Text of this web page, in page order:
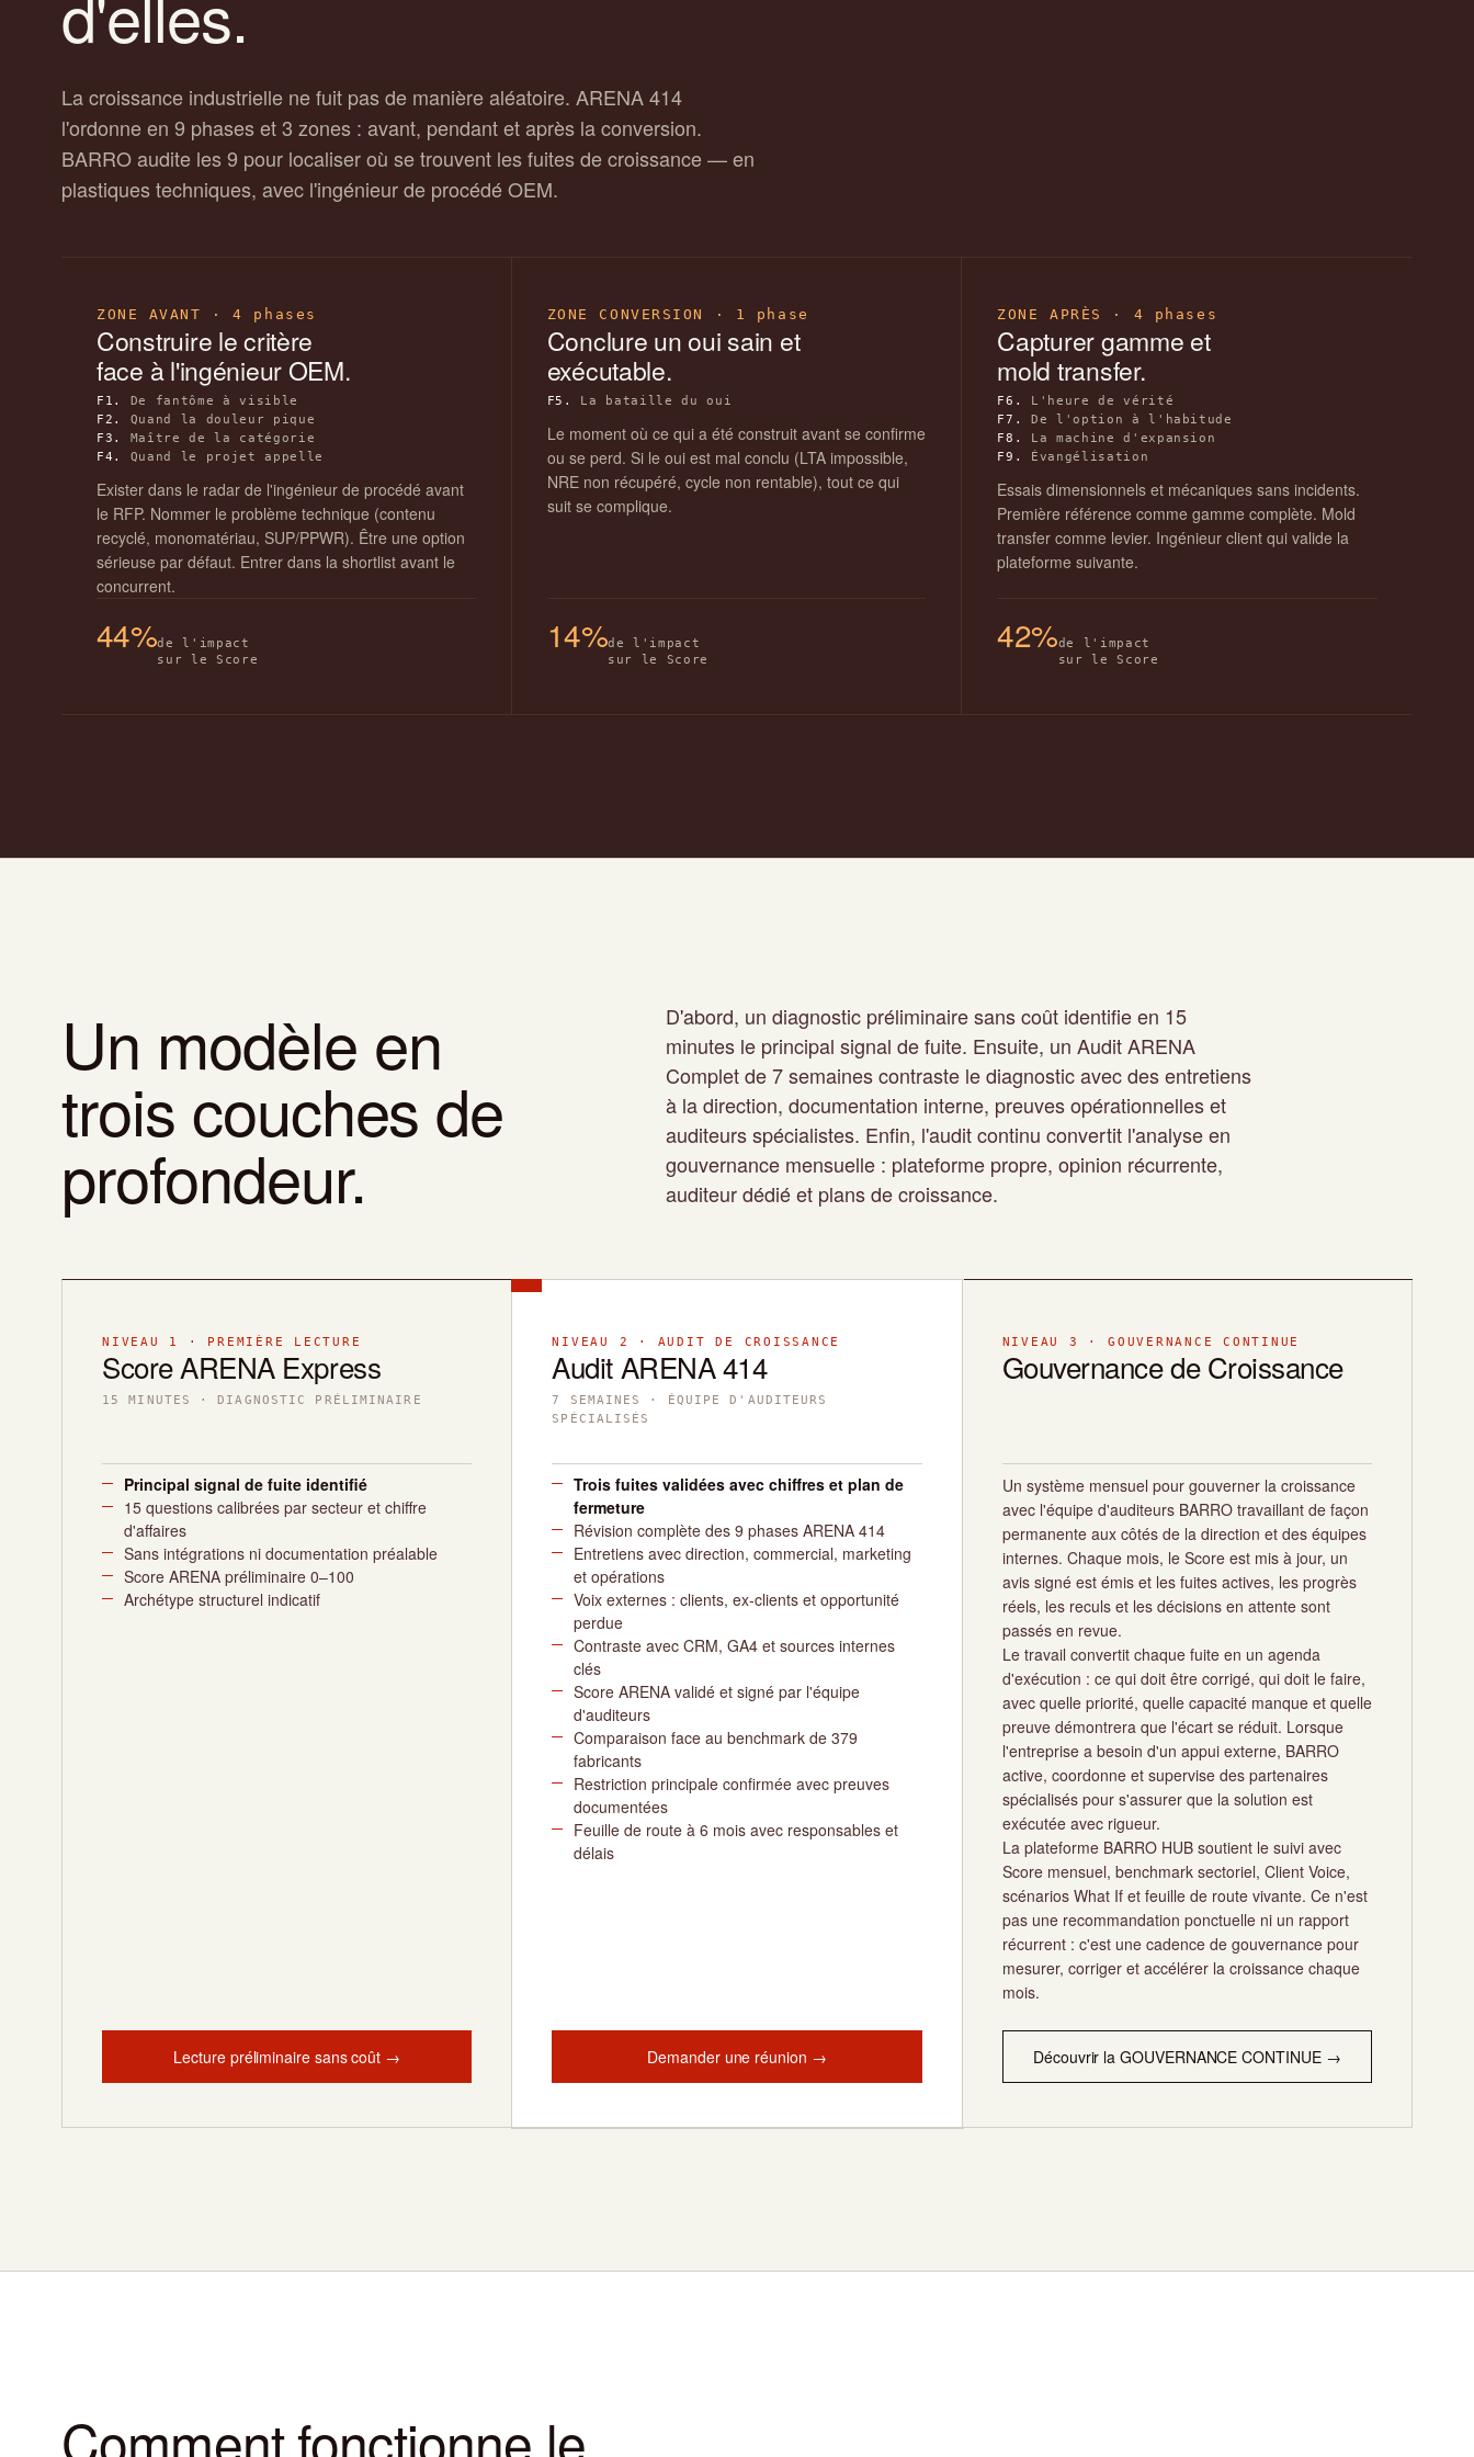
La croissance industrielle ne fuit pas de manière aléatoire. ARENA 414
l'ordonne en 9 phases et 3 zones : avant, pendant et après la conversion.
BARRO audite les 9 pour localiser où se trouvent les fuites de croissance — en
plastiques techniques, avec l'ingénieur de procédé OEM.
ZONE AVANT · 4 phases
Construire le critère
face à l'ingénieur OEM.
F1.
De fantôme à visible
F2.
Quand la douleur pique
F3.
Maître de la catégorie
F4.
Quand le projet appelle
Exister dans le radar de l'ingénieur de procédé avant
le RFP. Nommer le problème technique (contenu
recyclé, monomatériau, SUP/PPWR). Être une option
sérieuse par défaut. Entrer dans la shortlist avant le
concurrent.
44%de l'impact
sur le Score
ZONE CONVERSION · 1 phase
Conclure un oui sain et
exécutable.
F5. La bataille du oui
Le moment où ce qui a été construit avant se confirme
ou se perd. Si le oui est mal conclu (LTA impossible,
NRE non récupéré, cycle non rentable), tout ce qui
suit se complique.
14%de l'impact
sur le Score
ZONE APRÈS · 4 phases
Capturer gamme et
mold transfer.
F6.
L'heure de vérité
F7.
De l'option à l'habitude
F8.
La machine d'expansion
F9.
Évangélisation
Essais dimensionnels et mécaniques sans incidents.
Première référence comme gamme complète. Mold
transfer comme levier. Ingénieur client qui valide la
plateforme suivante.
42%de l'impact
sur le Score
Un modèle en
trois couches de
profondeur.
D'abord, un diagnostic préliminaire sans coût identifie en 15
minutes le principal signal de fuite. Ensuite, un Audit ARENA
Complet de 7 semaines contraste le diagnostic avec des entretiens
à la direction, documentation interne, preuves opérationnelles et
auditeurs spécialistes. Enfin, l'audit continu convertit l'analyse en
gouvernance mensuelle : plateforme propre, opinion récurrente,
auditeur dédié et plans de croissance.
NIVEAU 1 · PREMIÈRE LECTURE
Score ARENA Express
15 MINUTES · DIAGNOSTIC PRÉLIMINAIRE
Principal signal de fuite identifié
15 questions calibrées par secteur et chiffre
d'affaires
Sans intégrations ni documentation préalable
Score ARENA préliminaire 0–100
Archétype structurel indicatif
Lecture préliminaire sans coût →
NIVEAU 2 · AUDIT DE CROISSANCE
Audit ARENA 414
7 SEMAINES · ÉQUIPE D'AUDITEURS
SPÉCIALISÉS
Trois fuites validées avec chiffres et plan de
fermeture
Révision complète des 9 phases ARENA 414
Entretiens avec direction, commercial, marketing
et opérations
Voix externes : clients, ex-clients et opportunité
perdue
Contraste avec CRM, GA4 et sources internes
clés
Score ARENA validé et signé par l'équipe
d'auditeurs
Comparaison face au benchmark de 379
fabricants
Restriction principale confirmée avec preuves
documentées
Feuille de route à 6 mois avec responsables et
délais
Demander une réunion →
NIVEAU 3 · GOUVERNANCE CONTINUE
Gouvernance de Croissance
Un système mensuel pour gouverner la croissance
avec l'équipe d'auditeurs BARRO travaillant de façon
permanente aux côtés de la direction et des équipes
internes. Chaque mois, le Score est mis à jour, un
avis signé est émis et les fuites actives, les progrès
réels, les reculs et les décisions en attente sont
passés en revue.
Le travail convertit chaque fuite en un agenda
d'exécution : ce qui doit être corrigé, qui doit le faire,
avec quelle priorité, quelle capacité manque et quelle
preuve démontrera que l'écart se réduit. Lorsque
l'entreprise a besoin d'un appui externe, BARRO
active, coordonne et supervise des partenaires
spécialisés pour s'assurer que la solution est
exécutée avec rigueur.
La plateforme BARRO HUB soutient le suivi avec
Score mensuel, benchmark sectoriel, Client Voice,
scénarios What If et feuille de route vivante. Ce n'est
pas une recommandation ponctuelle ni un rapport
récurrent : c'est une cadence de gouvernance pour
mesurer, corriger et accélérer la croissance chaque
mois.
Découvrir la GOUVERNANCE CONTINUE →
Comment fonctionne le